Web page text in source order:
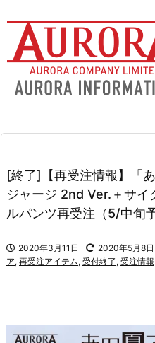
[終了]【再受注情報】「
ジャージ 2nd Ver.＋サイ
ルパンツ再受注（5/中旬
2020年3月11日 2020年5月8日
ア, 再受注アイテム, 受付終了 , 受注情報